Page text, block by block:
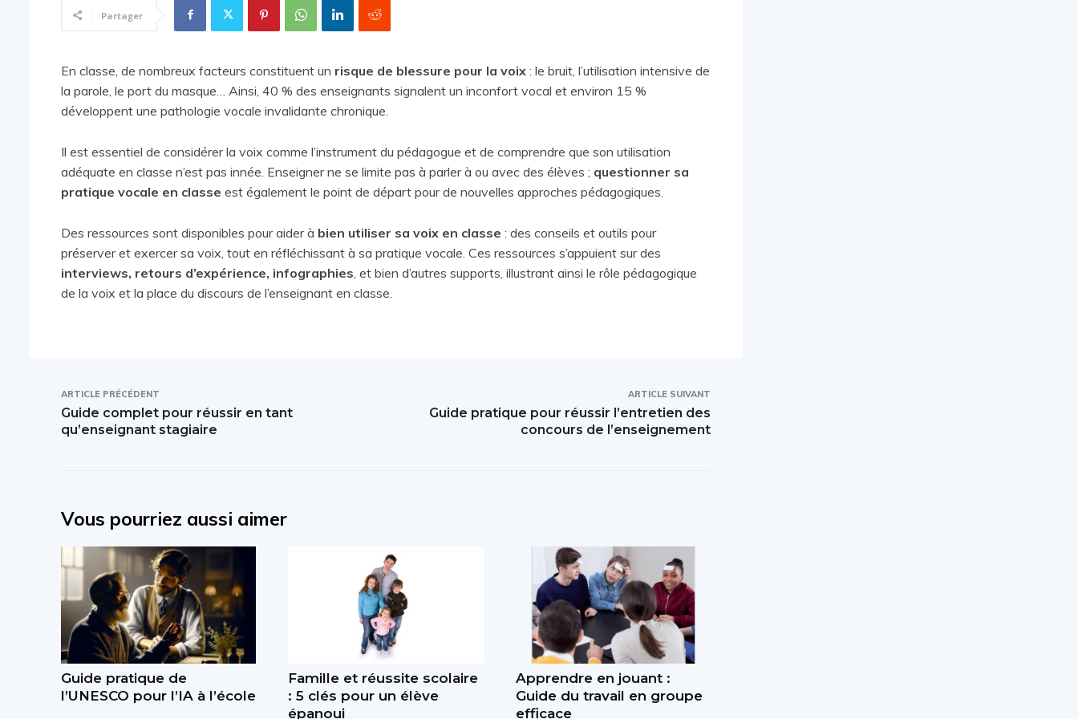
Partager
En classe, de nombreux facteurs constituent un risque de blessure pour la voix : le bruit, l’utilisation intensive de
la parole, le port du masque… Ainsi, 40 % des enseignants signalent un inconfort vocal et environ 15 %
développent une pathologie vocale invalidante chronique.
Il est essentiel de considérer la voix comme l’instrument du pédagogue et de comprendre que son utilisation
adéquate en classe n’est pas innée. Enseigner ne se limite pas à parler à ou avec des élèves ; questionner sa
pratique vocale en classe est également le point de départ pour de nouvelles approches pédagogiques.
Des ressources sont disponibles pour aider à bien utiliser sa voix en classe : des conseils et outils pour
préserver et exercer sa voix, tout en réfléchissant à sa pratique vocale. Ces ressources s’appuient sur des
interviews, retours d’expérience, infographies , et bien d’autres supports, illustrant ainsi le rôle pédagogique
de la voix et la place du discours de l’enseignant en classe.
ARTICLE PRÉCÉDENT
Guide complet pour réussir en tant
qu’enseignant stagiaire
ARTICLE SUIVANT
Guide pratique pour réussir l’entretien des
concours de l’enseignement
Vous pourriez aussi aimer
Guide pratique de
l’UNESCO pour l’IA à l’école
Famille et réussite scolaire
: 5 clés pour un élève
épanoui
Apprendre en jouant :
Guide du travail en groupe
efficace